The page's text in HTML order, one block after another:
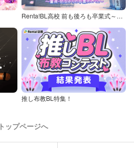
Renta!BL高校 前も後ろも卒業式～童貞・処女からの卒業アルバム～
推し布教BL特集！
トップページへ